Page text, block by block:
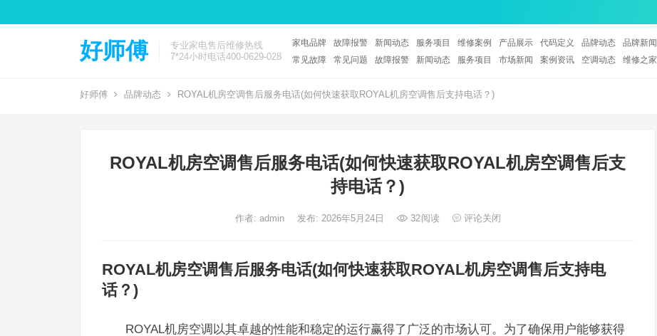
好师傅
专业家电售后维修热线
7*24小时电话400-0629-028
家电品牌 故障报警 新闻动态 服务项目 维修案例 产品展示 代码定义 品牌动态 品牌新闻
常见故障
常见问题 故障报警 新闻动态 服务项目 市场新闻 案例资讯 空调动态 维修之家
好师傅 品牌动态 ROYAL机房空调售后服务电话(如何快速获取ROYAL机房空调售后支持电话？)
ROYAL机房空调售后服务电话(如何快速获取ROYAL机房空调售后支
持电话？)
作者: admin 发布: 2026年5月24日 32阅读 评论关闭
ROYAL机房空调售后服务电话(如何快速获取ROYAL机房空调售后支持电
话？)
ROYAL机房空调以其卓越的性能和稳定的运行赢得了广泛的市场认可。为了确保用户能够获得